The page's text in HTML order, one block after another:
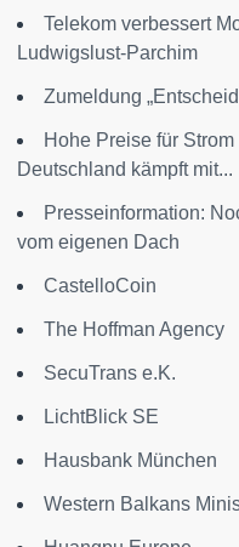
Telekom verbessert
Ludwigslust-Parchim
Zumeldung
Hohe Preise für
Deutschland kämpft mit...
Presseinformation:
vom eigenen Dach
CastelloCoin
The Hoffman Agency
SecuTrans e.K.
LichtBlick SE
Hausbank München
Western Balkans